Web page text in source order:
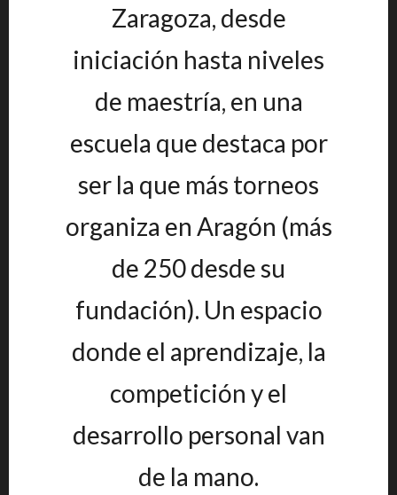
Zaragoza, desde
iniciación hasta niveles
de maestría, en una
escuela que destaca por
ser la que más torneos
organiza en Aragón (más
de 250 desde su
fundación). Un espacio
donde el aprendizaje, la
competición y el
desarrollo personal van
de la mano.